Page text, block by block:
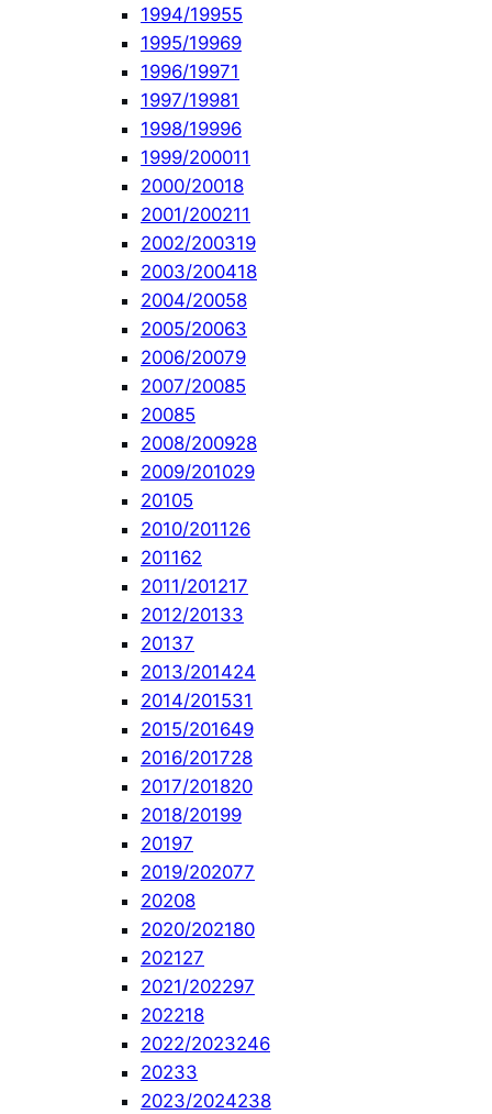
1994/19955
1995/19969
1996/19971
1997/19981
1998/19996
1999/200011
2000/20018
2001/200211
2002/200319
2003/200418
2004/20058
2005/20063
2006/20079
2007/20085
20085
2008/200928
2009/201029
20105
2010/201126
201162
2011/201217
2012/20133
20137
2013/201424
2014/201531
2015/201649
2016/201728
2017/201820
2018/20199
20197
2019/202077
20208
2020/202180
202127
2021/202297
202218
2022/2023246
20233
2023/2024238